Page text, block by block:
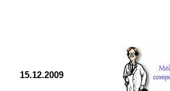
15.12.2009